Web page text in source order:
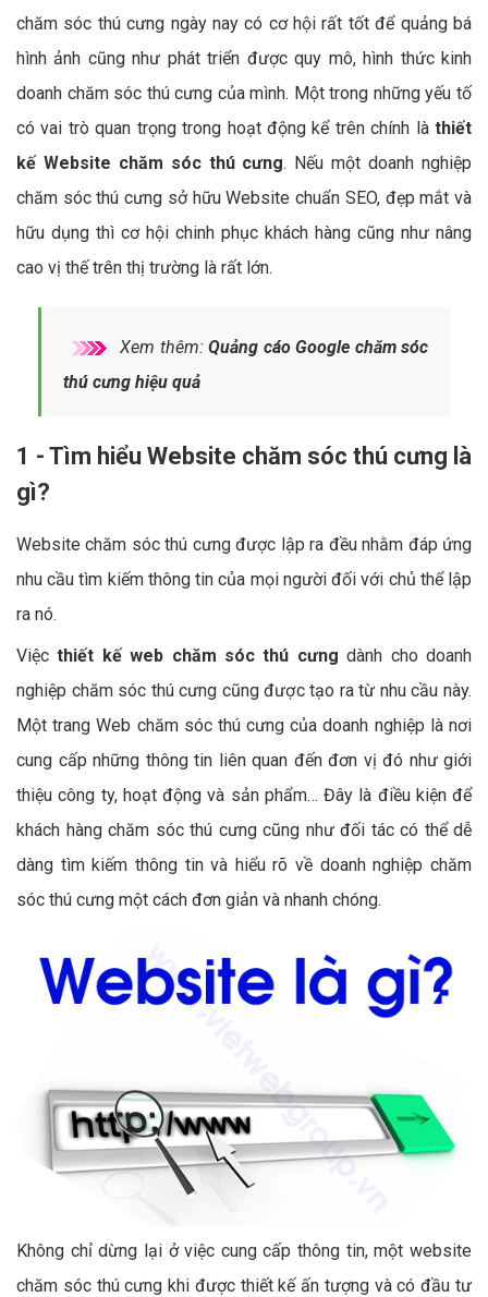
chăm sóc thú cưng ngày nay có cơ hội rất tốt để quảng bá
hình ảnh cũng như phát triển được quy mô, hình thức kinh
doanh chăm sóc thú cưng của mình. Một trong những yếu tố
có vai trò quan trọng trong hoạt động kể trên chính là thiết
kế Website chăm sóc thú cưng. Nếu một doanh nghiệp
chăm sóc thú cưng sở hữu Website chuẩn SEO, đẹp mắt và
hữu dụng thì cơ hội chinh phục khách hàng cũng như nâng
cao vị thế trên thị trường là rất lớn.
Xem thêm:Quảng cáo Google chăm sóc
thú cưng hiệu quả
1 - Tìm hiểu Website chăm sóc thú cưng là
gì?
Website chăm sóc thú cưng được lập ra đều nhằm đáp ứng
nhu cầu tìm kiếm thông tin của mọi người đối với chủ thể lập
ra nó.
Việcthiết kế web chăm sóc thú cưng dành cho doanh
nghiệp chăm sóc thú cưng cũng được tạo ra từ nhu cầu này.
Một trang Web chăm sóc thú cưng của doanh nghiệp là nơi
cung cấp những thông tin liên quan đến đơn vị đó như giới
thiệu công ty, hoạt động và sản phẩm… Đây là điều kiện để
khách hàng chăm sóc thú cưng cũng như đối tác có thể dễ
dàng tìm kiếm thông tin và hiểu rõ về doanh nghiệp chăm
sóc thú cưng một cách đơn giản và nhanh chóng.
Không chỉ dừng lại ở việc cung cấp thông tin, một website
chăm sóc thú cưng khi được thiết kế ấn tượng và có đầu tư